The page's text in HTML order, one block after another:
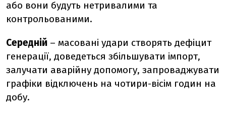
або вони будуть нетривалими та
контрольованими.
Середній – масовані удари створять дефіцит
генерації, доведеться збільшувати імпорт,
залучати аварійну допомогу, запроваджувати
графіки відключень на чотири-вісім годин на
добу.